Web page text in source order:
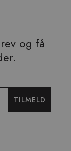
og få
TILMELD